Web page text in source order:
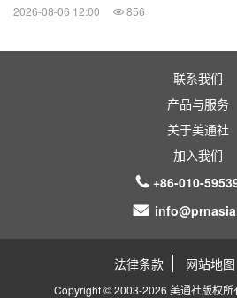
2026-08-06 12:00 856
联系我们
产品与服务
关于美通社
加入我们
+86-010-
法律条款 网站地图
Copyright © 2003-2026 美通社版权所